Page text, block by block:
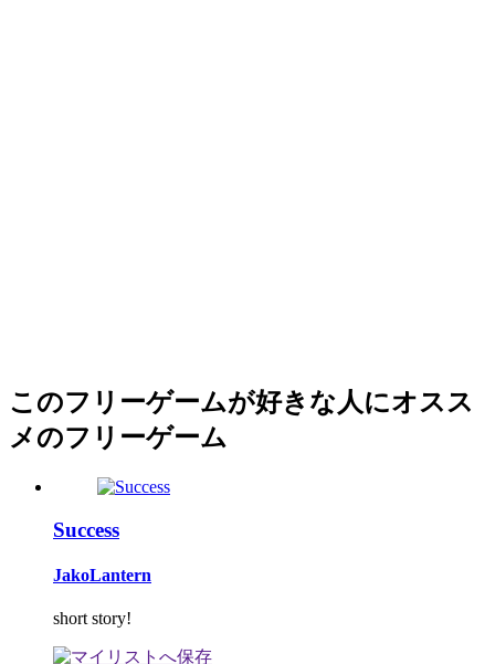
このフリーゲームが好きな人にオスス
メのフリーゲーム
Success
JakoLantern
short story!